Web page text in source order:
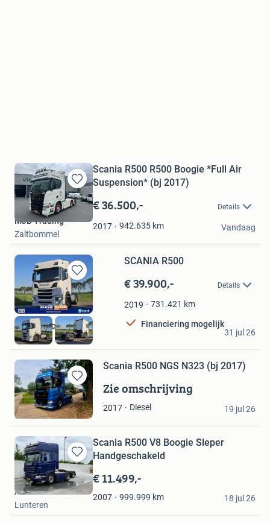
Bewaren
in
Mijn
Favorieten
Scania R500 R500 Boogie *Full Air
Suspension* (bj 2017)
€ 36.500,- Details
2017 942.635 km
MJB Trading
Zaltbommel
Vandaag
Bewaren
in
Mijn
Favorieten
SCANIA R500
€ 39.900,- Details
2019 731.421 km
Financiering mogelijk
Kleyn Trucks BV
Vuren
31 jul 26
Bewaren
in
Mijn
Favorieten
Scania R500 NGS N323 (bj 2017)
Zie omschrijving
2017 Diesel
G.B.O.
Ommeren
19 jul 26
Bewaren
in
Mijn
Favorieten
Scania R500 V8 Boogie Sleper
Handgeschakeld
€ 11.499,-
2007 999.999 km
Andreas
Lunteren
18 jul 26